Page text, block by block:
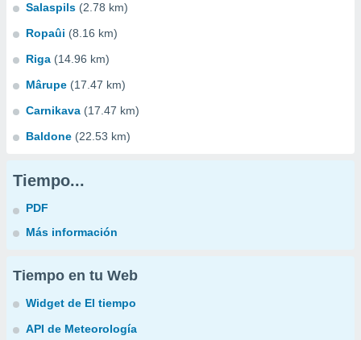
Salaspils (2.78 km)
Ropaûi (8.16 km)
Riga (14.96 km)
Mârupe (17.47 km)
Carnikava (17.47 km)
Baldone (22.53 km)
Tiempo...
PDF
Más información
Tiempo en tu Web
Widget de El tiempo
API de Meteorología